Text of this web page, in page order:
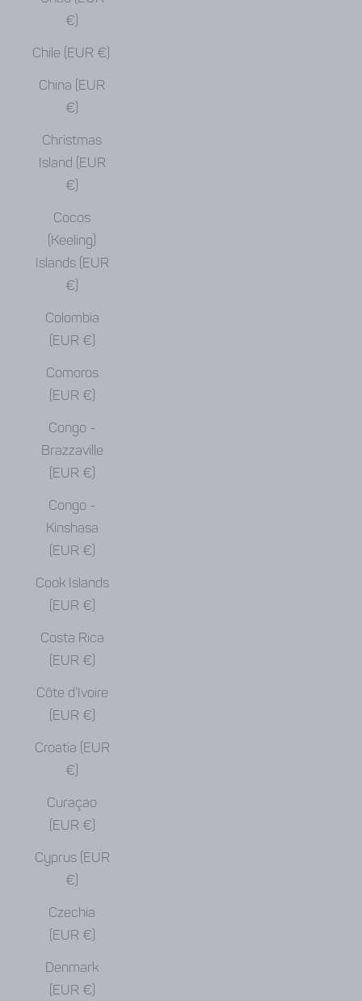
€)
Chile (EUR €)
China (EUR
€)
Christmas
Island (EUR
€)
Cocos
(Keeling)
Islands (EUR
€)
Colombia
(EUR €)
Comoros
(EUR €)
Congo -
Brazzaville
(EUR €)
Congo -
Kinshasa
(EUR €)
Cook Islands
(EUR €)
Costa Rica
(EUR €)
Côte d’Ivoire
(EUR €)
Croatia (EUR
€)
Curaçao
(EUR €)
Cyprus (EUR
€)
Czechia
(EUR €)
Denmark
(EUR €)